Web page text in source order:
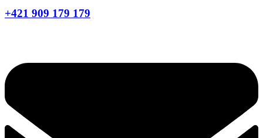
+421 909 179 179